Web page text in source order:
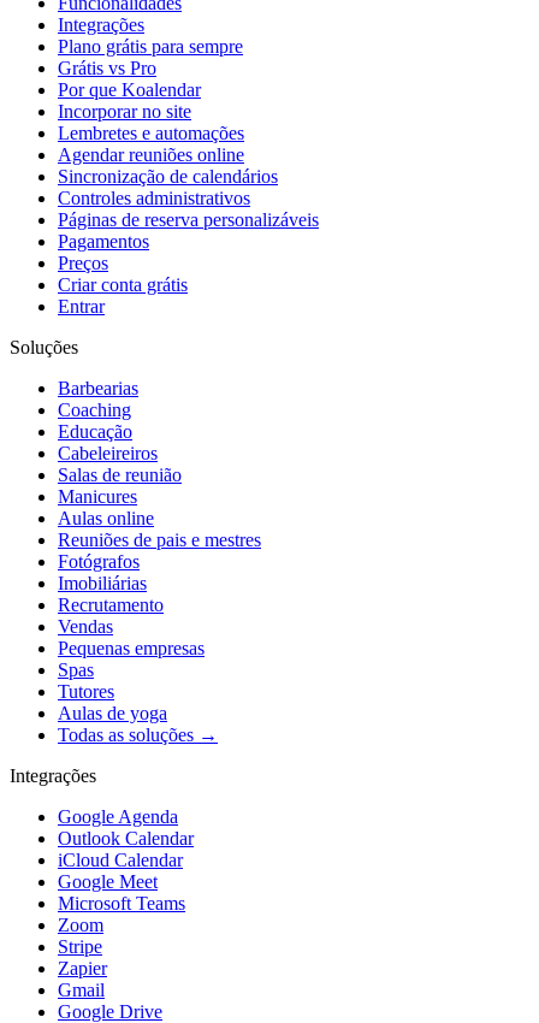
Integrações
Plano grátis para sempre
Grátis vs Pro
Por que Koalendar
Incorporar no site
Lembretes e automações
Agendar reuniões online
Sincronização de calendários
Controles administrativos
Páginas de reserva personalizáveis
Pagamentos
Preços
Criar conta grátis
Entrar
Soluções
Barbearias
Coaching
Educação
Cabeleireiros
Salas de reunião
Manicures
Aulas online
Reuniões de pais e mestres
Fotógrafos
Imobiliárias
Recrutamento
Vendas
Pequenas empresas
Spas
Tutores
Aulas de yoga
Todas as soluções →
Integrações
Google Agenda
Outlook Calendar
iCloud Calendar
Google Meet
Microsoft Teams
Zoom
Stripe
Zapier
Gmail
Google Drive